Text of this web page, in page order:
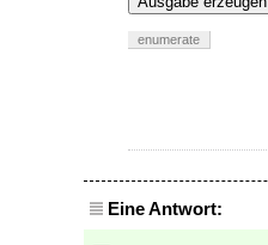
enumerate
Eine Antwort: